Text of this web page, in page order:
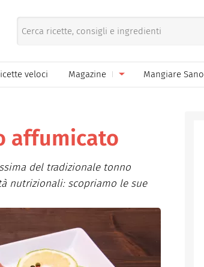
focacce
e confetture
veloci Magazine Mangiare Sano
affumicato
del tradizionale tonno
nutrizionali: scopriamo le sue